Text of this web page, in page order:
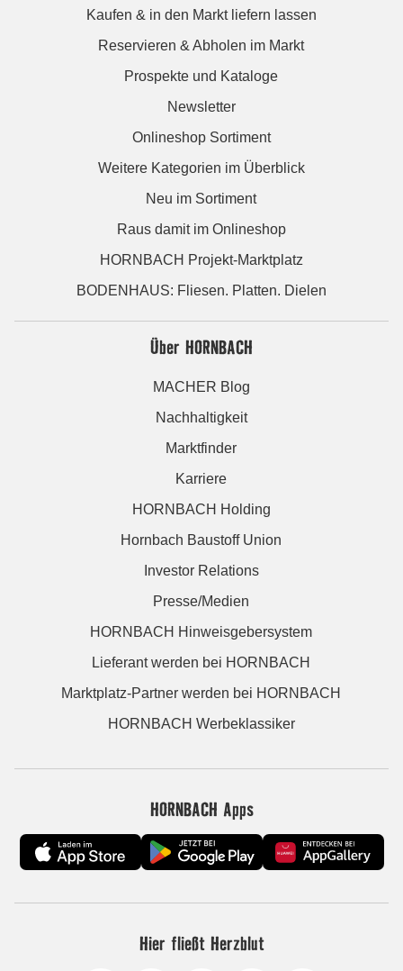
Kaufen & in den Markt liefern lassen
Reservieren & Abholen im Markt
Prospekte und Kataloge
Newsletter
Onlineshop Sortiment
Weitere Kategorien im Überblick
Neu im Sortiment
Raus damit im Onlineshop
HORNBACH Projekt-Marktplatz
BODENHAUS: Fliesen. Platten. Dielen
Über HORNBACH
MACHER Blog
Nachhaltigkeit
Marktfinder
Karriere
HORNBACH Holding
Hornbach Baustoff Union
Investor Relations
Presse/Medien
HORNBACH Hinweisgebersystem
Lieferant werden bei HORNBACH
Marktplatz-Partner werden bei HORNBACH
HORNBACH Werbeklassiker
HORNBACH Apps
Hier fließt Herzblut